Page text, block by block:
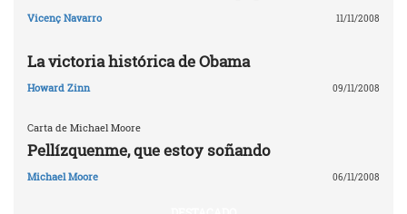
Vicenç Navarro 11/11/2008
La victoria histórica de Obama
Howard Zinn 09/11/2008
Carta de Michael Moore
Pellízquenme, que estoy soñando
Michael Moore 06/11/2008